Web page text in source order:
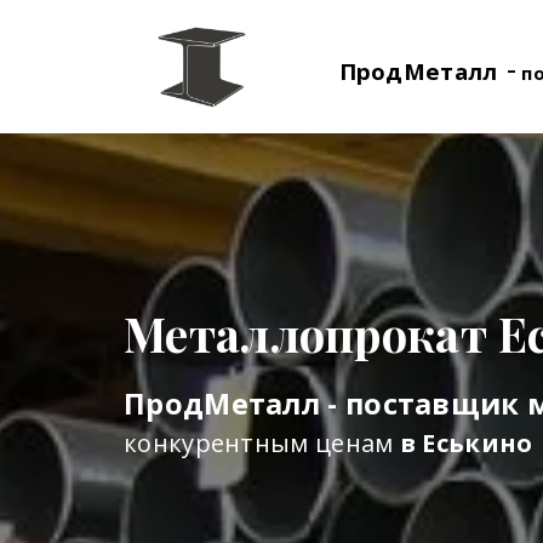
ПродМеталл -
Металлопрокат
ПродМеталл - поставщик
конкурентным ценам в Еськино